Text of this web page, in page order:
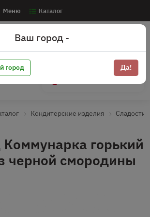
Меню Каталог
Кондитерские изделия Сладости
горький
черной смородины
Ваш город -
город Да!